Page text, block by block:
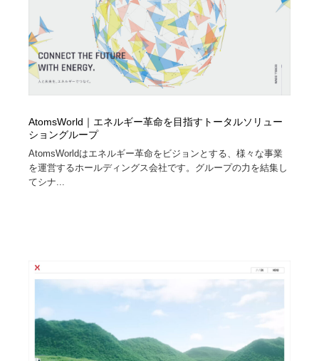
AtomsWorld｜エネルギー革命を目指すトータルソリュー
ショングループ
AtomsWorldはエネルギー革命をビジョンとする、様々な事業
を運営するホールディングス会社です。グループの力を結集し
てシナ...